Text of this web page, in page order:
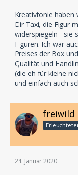
Kreativtonie haben
Dir Taxi, die Figur
widerspiegeln - sie
Figuren. Ich war
Preises der Box
Qualität und
(die eh für kleine
und einfach auch
freiwild
24. Januar 2020